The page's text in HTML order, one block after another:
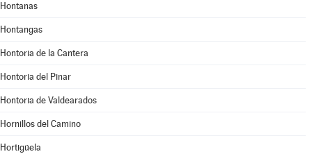
Hontanas
Hontangas
Hontoria de la Cantera
Hontoria del Pinar
Hontoria de Valdearados
Hornillos del Camino
Hortigüela